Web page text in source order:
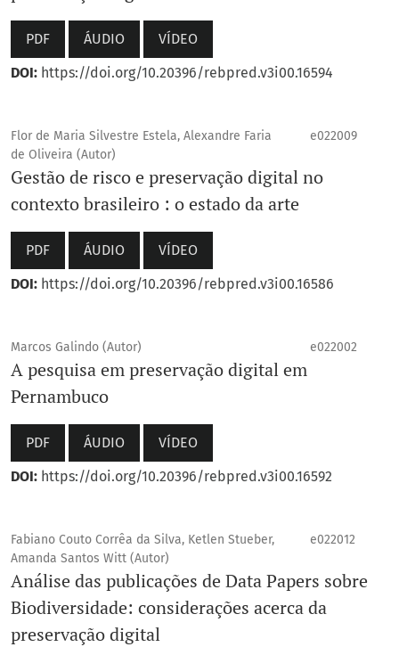
PDF ÁUDIO
VÍDEO
DOI: https://doi.org/10.20396/rebpred.v3i00.16594
Flor de Maria Silvestre Estela, Alexandre Faria
de Oliveira (Autor)
e022009
Gestão de risco e preservação digital no
contexto brasileiro : o estado da arte
PDF ÁUDIO
VÍDEO
DOI: https://doi.org/10.20396/rebpred.v3i00.16586
Marcos Galindo (Autor) e022002
A pesquisa em preservação digital em
Pernambuco
PDF ÁUDIO
VÍDEO
DOI: https://doi.org/10.20396/rebpred.v3i00.16592
Fabiano Couto Corrêa da Silva, Ketlen Stueber,
Amanda Santos Witt (Autor)
e022012
Análise das publicações de Data Papers sobre
Biodiversidade: considerações acerca da
preservação digital